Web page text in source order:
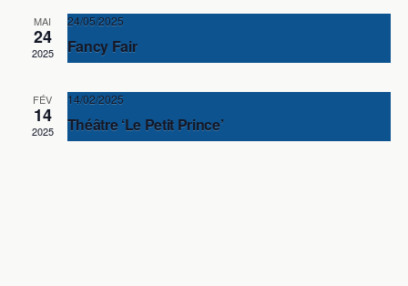
MAI
24
2025
24/05/2025
Fancy Fair
FÉV
14
2025
14/02/2025
Théâtre ‘Le Petit Prince’